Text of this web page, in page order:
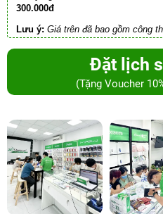
300.000đ
Lưu ý: Giá trên đã bao gồm công
Đặt lịch
(Tặng Voucher